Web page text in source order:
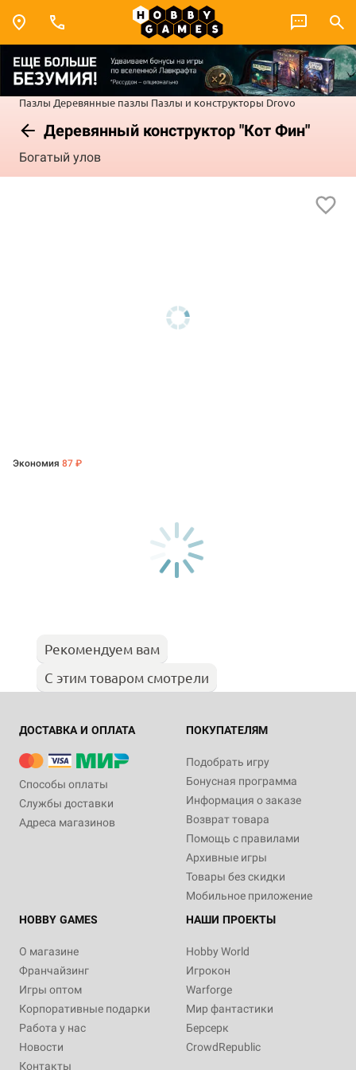
Пазлы Деревянные пазлы Пазлы и конструкторы Drovo
Деревянный конструктор "Кот Фин"
Богатый улов
Экономия 87 ₽
Рекомендуем вам
С этим товаром смотрели
ДОСТАВКА И ОПЛАТА
Способы оплаты
Службы доставки
Адреса магазинов
ПОКУПАТЕЛЯМ
Подобрать игру
Бонусная программа
Информация о заказе
Возврат товара
Помощь с правилами
Архивные игры
Товары без скидки
Мобильное приложение
HOBBY GAMES
О магазине
Франчайзинг
Игры оптом
Корпоративные подарки
Работа у нас
Новости
Контакты
НАШИ ПРОЕКТЫ
Hobby World
Игрокон
Warforge
Мир фантастики
Берсерк
CrowdRepublic